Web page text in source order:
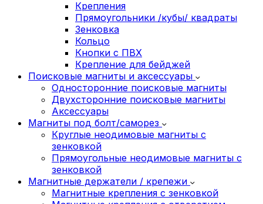
Крепления
Прямоугольники /кубы/ квадраты
Зенковка
Кольцо
Кнопки с ПВХ
Крепление для бейджей
Поисковые магниты и аксессуары
Односторонние поисковые магниты
Двухсторонние поисковые магниты
Аксессуары
Магниты под болт/саморез
Круглые неодимовые магниты с
зенковкой
Прямоугольные неодимовые магниты с
зенковкой
Магнитные держатели / крепежи
Магнитные крепления с зенковкой